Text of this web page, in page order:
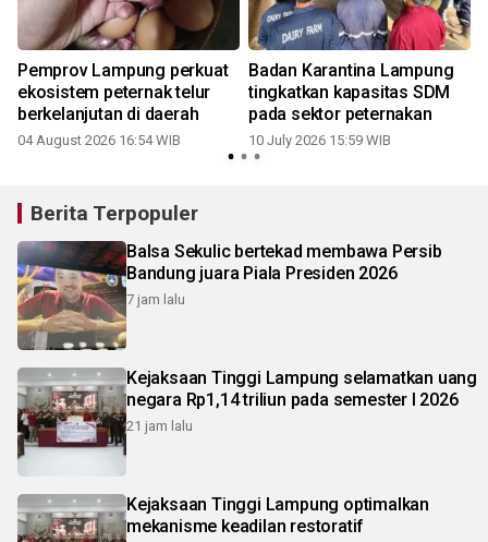
Pemprov Lampung perkuat
ekosistem peternak telur
berkelanjutan di daerah
04 August 2026 16:54 WIB
Badan Karantina Lampung
tingkatkan kapasitas SDM
pada sektor peternakan
10 July 2026 15:59 WIB
Berita Terpopuler
Balsa Sekulic bertekad membawa Persib
Bandung juara Piala Presiden 2026
7 jam lalu
Kejaksaan Tinggi Lampung selamatkan uang
negara Rp1,14 triliun pada semester I 2026
21 jam lalu
Kejaksaan Tinggi Lampung optimalkan
mekanisme keadilan restoratif